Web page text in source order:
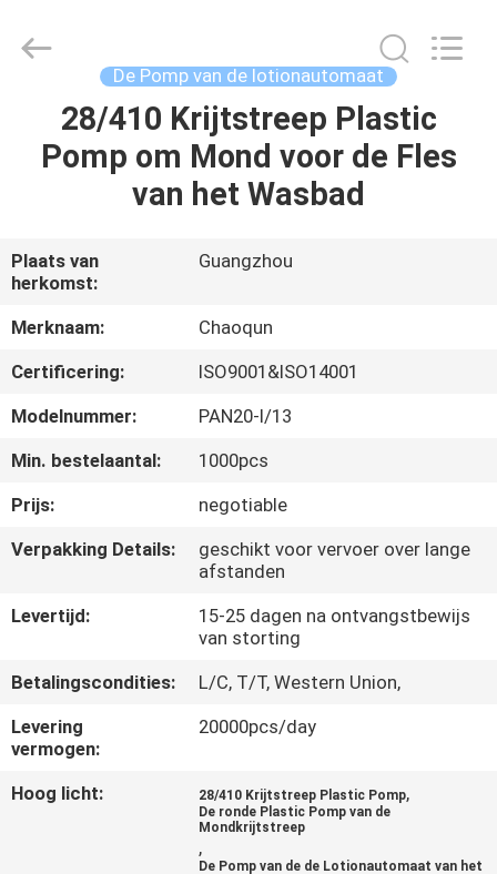
HUIS
PRODUCTEN
ONGEVEER
ONS
FABRIEKSREIS
CONTACTEER
ONS
NIEUWS
GEVALLEN
SITEMAP
De Pomp van de lotionautomaat
28/410 Krijtstreep Plastic
Pomp om Mond voor de Fles
van het Wasbad
Plaats van
herkomst:
Guangzhou
Merknaam:
Chaoqun
Certificering:
ISO9001&ISO14001
Modelnummer:
PAN20-I/13
Min. bestelaantal:
1000pcs
Prijs:
negotiable
Verpakking Details:
geschikt voor vervoer over lange
afstanden
Levertijd:
15-25 dagen na ontvangstbewijs
van storting
Betalingscondities:
L/C, T/T, Western Union,
Levering
vermogen:
20000pcs/day
Hoog licht: 28/410 Krijtstreep Plastic Pomp,
De ronde Plastic Pomp van de
Mondkrijtstreep
,
De Pomp van de de Lotionautomaat van het